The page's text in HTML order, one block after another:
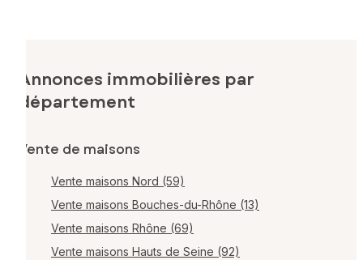
Annonces immobilières par
département
Vente de maisons
Vente maisons Nord (59)
Vente maisons Bouches-du-Rhône (13)
Vente maisons Rhône (69)
Vente maisons Hauts de Seine (92)